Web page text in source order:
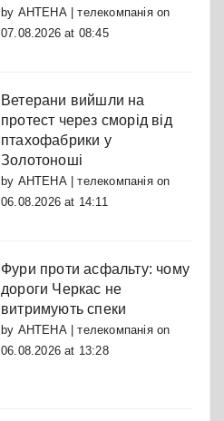
by АНТЕНА | телекомпаніяon
07.08.2026 at 08:45
Ветерани вийшли на
протест через сморід від
птахофабрики у
Золотоноші
by АНТЕНА | телекомпаніяon
06.08.2026 at 14:11
Фури проти асфальту: чому
дороги Черкас не
витримують спеки
by АНТЕНА | телекомпаніяon
06.08.2026 at 13:28